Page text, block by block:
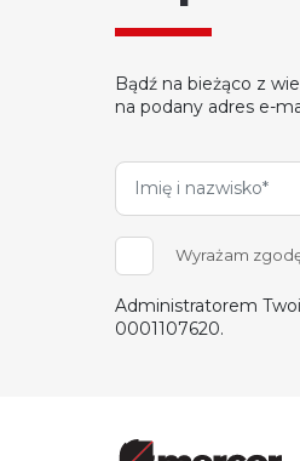
Bądź na bieżąco z
na podany adres e-
Wyrażam
Administratorem
0001107620.